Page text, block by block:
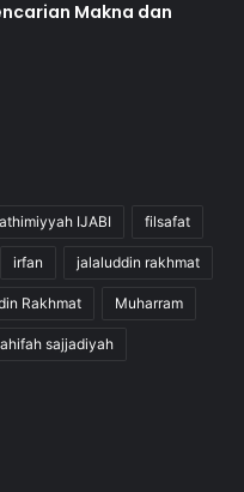
Makna dan
IJABI filsafat
irfan jalaluddin rakhmat
Rakhmat Muharram
sajjadiyah